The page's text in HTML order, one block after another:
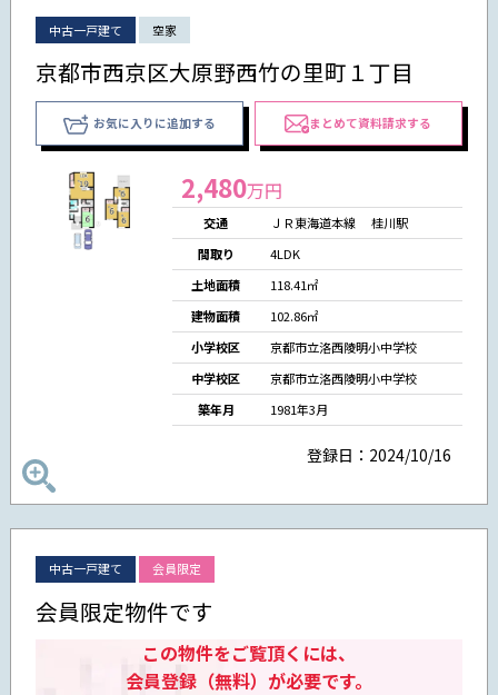
中古一戸建て 空家
京都市西京区大原野西竹の里町１丁目
お気に入りに追加する まとめて資料請求する
2,480万円
交通
ＪＲ東海道本線 桂川駅
間取り
4LDK
土地面積
118.41㎡
建物面積
102.86㎡
小学校区
京都市立洛西陵明小中学校
中学校区
京都市立洛西陵明小中学校
築年月
1981年3月
登録日：2024/10/16
中古一戸建て 会員限定
会員限定物件です
この物件をご覧頂くには、
会員登録（無料）が必要です。